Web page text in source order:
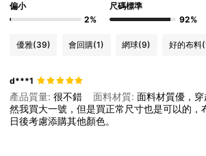
偏小
2%
尺碼標準
92%
優雅(39) 會回購(1) 網球(9) 好的布料
d***1
產品質量:很不錯 面料材質:面料材質優，
然我買大一號，但是買正常尺寸也是可以的，
日後考慮添購其他顏色。